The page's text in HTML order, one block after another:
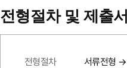
전형절차 및 제출
전형절차
서류전형